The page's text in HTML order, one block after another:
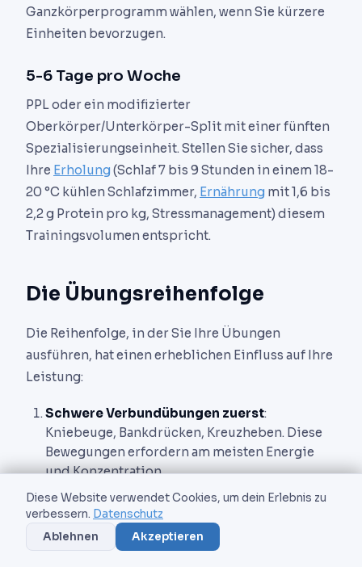
Ganzkörperprogramm wählen, wenn Sie kürzere
Einheiten bevorzugen.
5-6 Tage pro Woche
PPL oder ein modifizierter
Oberkörper/Unterkörper-Split mit einer fünften
Spezialisierungseinheit. Stellen Sie sicher, dass
Ihre Erholung (Schlaf 7 bis 9 Stunden in einem 18-
20 °C kühlen Schlafzimmer, Ernährung mit 1,6 bis
2,2 g Protein pro kg, Stressmanagement) diesem
Trainingsvolumen entspricht.
Die Übungsreihenfolge
Die Reihenfolge, in der Sie Ihre Übungen
ausführen, hat einen erheblichen Einfluss auf Ihre
Leistung:
Schwere Verbundübungen zuerst:
Kniebeuge, Bankdrücken, Kreuzheben. Diese
Bewegungen erfordern am meisten Energie
und Konzentration.
Sekundäre Verbundübungen danach:
Rudern, Schulterdrücken, Ausfallschritte.
Isolationsübungen am Ende der Einheit
Diese Website verwendet Cookies, um dein Erlebnis zu
verbessern. Datenschutz
Ablehnen
Akzeptieren